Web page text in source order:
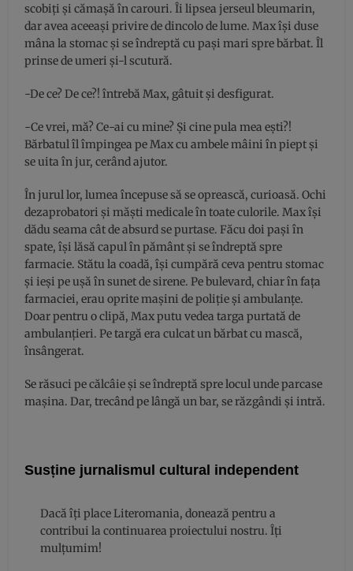
scobiţi şi cămaşă în carouri. Îi lipsea jerseul bleumarin,
dar avea aceeaşi privire de dincolo de lume. Max îşi duse
mâna la stomac şi se îndreptă cu paşi mari spre bărbat. Îl
prinse de umeri şi-l scutură.
-De ce? De ce?! întrebă Max, gâtuit şi desfigurat.
-Ce vrei, mă? Ce-ai cu mine? Şi cine pula mea eşti?!
Bărbatul îl împingea pe Max cu ambele mâini în piept şi
se uita în jur, cerând ajutor.
În jurul lor, lumea începuse să se oprească, curioasă. Ochi
dezaprobatori şi măşti medicale în toate culorile. Max îşi
dădu seama cât de absurd se purtase. Făcu doi paşi în
spate, îşi lăsă capul în pământ şi se îndreptă spre
farmacie. Stătu la coadă, îşi cumpără ceva pentru stomac
şi ieşi pe uşă în sunet de sirene. Pe bulevard, chiar în faţa
farmaciei, erau oprite maşini de poliţie şi ambulanţe.
Doar pentru o clipă, Max putu vedea targa purtată de
ambulanţieri. Pe targă era culcat un bărbat cu mască,
însângerat.
Se răsuci pe călcâie şi se îndreptă spre locul unde parcase
maşina. Dar, trecând pe lângă un bar, se răzgândi şi intră.
Susține jurnalismul cultural independent
Dacă îți place Literomania, donează pentru a
contribui la continuarea proiectului nostru. Îți
mulțumim!